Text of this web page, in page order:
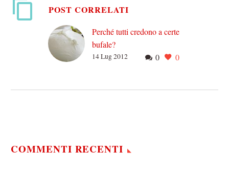
POST CORRELATI
Perché tutti credono a certe
bufale?
Perché le bufale diventano
0 0
14 Lug 2012
COMMENTI RECENTI